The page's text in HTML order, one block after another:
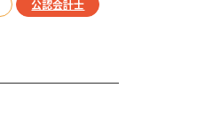
公認会計士